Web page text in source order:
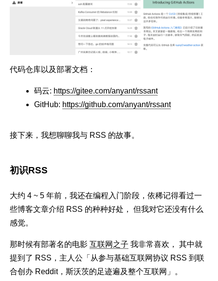
代码仓库以及部署文档：
码云: https://gitee.com/anyant/rssant
GitHub: https://github.com/anyant/rssant
接下来，我想聊聊我与 RSS 的故事。
初识RSS
大约 4 ~ 5 年前，我还在编程入门阶段，依稀记得看过一
些博客文章介绍 RSS 的种种好处， 但我对它还没有什么
感觉。
那时候有部著名的电影 互联网之子 我非常喜欢， 其中就
提到了 RSS，主人公「从参与基础互联网协议 RSS 到联
合创办 Reddit，斯沃茨的足迹遍及整个互联网」。